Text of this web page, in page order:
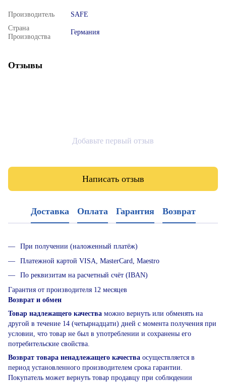
Производитель
SAFE
Страна
Производства
Германия
Отзывы
Добавьте первый отзыв
Написать отзыв
Доставка Оплата Гарантия Возврат
При получении (наложенный платёж)
Платежной картой VISA, MasterCard, Maestro
По реквизитам на расчетный счёт (IBAN)
Гарантия от производителя 12 месяцев
Возврат и обмен
Товар надлежащего качества можно вернуть или обменять на
другой в течение 14 (четырнадцати) дней с момента получения при
условии, что товар не был в употреблении и сохранены его
потребительские свойства.
Возврат товара ненадлежащего качества осуществляется в
период установленного производителем срока гарантии.
Покупатель может вернуть товар продавцу при соблюдении